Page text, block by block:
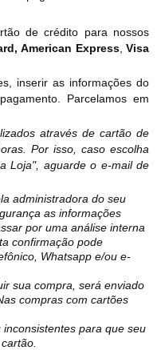
de crédito para nossos
American Express,Visa
inserir as informações do
Parcelamos em
através de cartão de
Por isso, caso escolha
Loja", aguarde o e-mail de
administradora do seu
as informações
por uma análise interna
confirmação pode
Whatsapp e/ou e-
sua compra, será enviado
compras com cartões
para que seu